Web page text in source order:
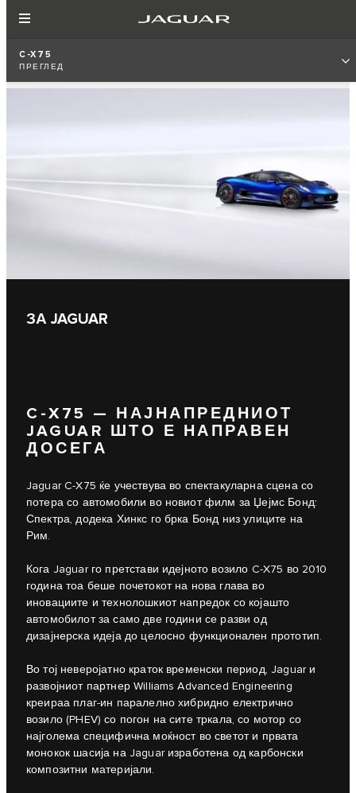
C-X75
ПРЕГЛЕД
ЗА JAGUAR
C‑X75 — НАЈНАПРЕДНИОТ
JAGUAR ШТО Е НАПРАВЕН
ДОСЕГА
Jaguar C‑X75 ќе учествува во спектакуларна сцена со
потера со автомобили во новиот филм за Џејмс Бонд:
Спектра, додека Хинкс го брка Бонд низ улиците на
Рим.
Кога Jaguar го претстави идејното возило C‑X75 во 2010
година тоа беше почетокот на нова глава во
иновациите и технолошкиот напредок со којашто
автомобилот за само две години се разви од
дизајнерска идеја до целосно функционален прототип.
Во тој неверојатно краток временски период, Jaguar и
развојниот партнер Williams Advanced Engineering
креираа плаг-ин паралелно хибридно електрично
возило (PHEV) со погон на сите тркала, со мотор со
најголема специфична моќност во светот и првата
монокок шасија на Jaguar изработена од карбонски
композитни материјали.